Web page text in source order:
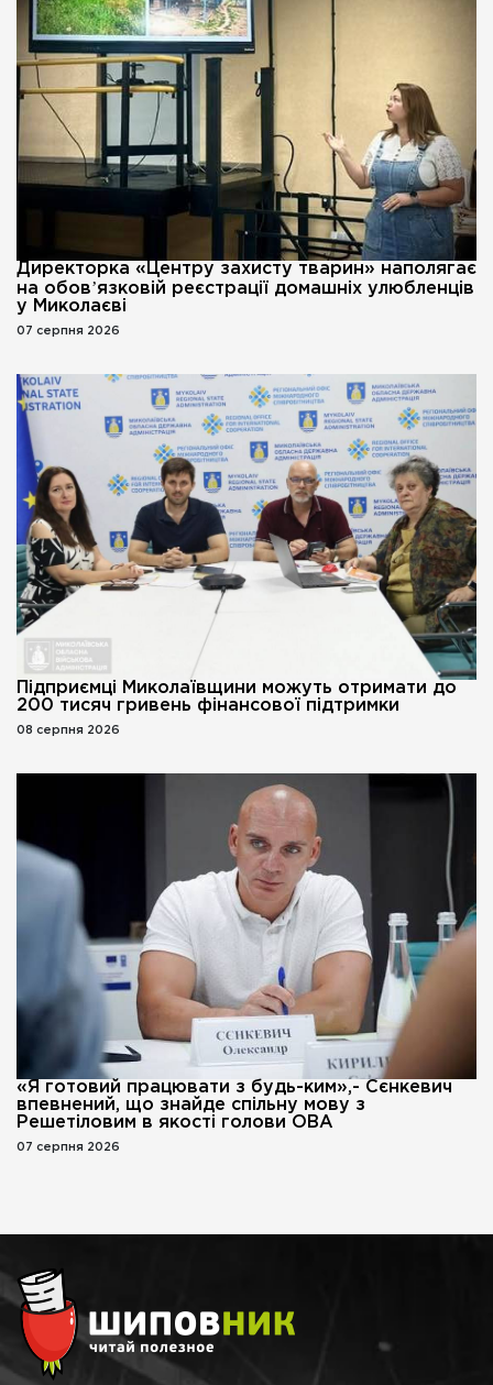
Директорка «Центру захисту тварин» наполягає
на обовʼязковій реєстрації домашніх улюбленців
у Миколаєві
07 серпня 2026
Підприємці Миколаївщини можуть отримати до
200 тисяч гривень фінансової підтримки
08 серпня 2026
«Я готовий працювати з будь-ким»,- Сєнкевич
впевнений, що знайде спільну мову з
Решетіловим в якості голови ОВА
07 серпня 2026